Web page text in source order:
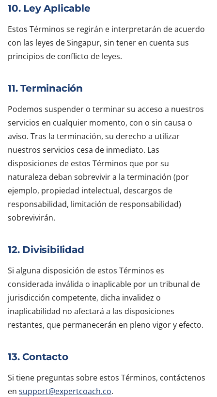
10. Ley Aplicable
Estos Términos se regirán e interpretarán de acuerdo
con las leyes de Singapur, sin tener en cuenta sus
principios de conflicto de leyes.
11. Terminación
Podemos suspender o terminar su acceso a nuestros
servicios en cualquier momento, con o sin causa o
aviso. Tras la terminación, su derecho a utilizar
nuestros servicios cesa de inmediato. Las
disposiciones de estos Términos que por su
naturaleza deban sobrevivir a la terminación (por
ejemplo, propiedad intelectual, descargos de
responsabilidad, limitación de responsabilidad)
sobrevivirán.
12. Divisibilidad
Si alguna disposición de estos Términos es
considerada inválida o inaplicable por un tribunal de
jurisdicción competente, dicha invalidez o
inaplicabilidad no afectará a las disposiciones
restantes, que permanecerán en pleno vigor y efecto.
13. Contacto
Si tiene preguntas sobre estos Términos, contáctenos
en support@expertcoach.co.